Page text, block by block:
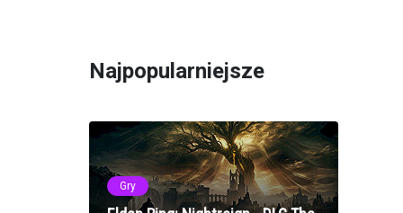
Najpopularniejsze
Gry